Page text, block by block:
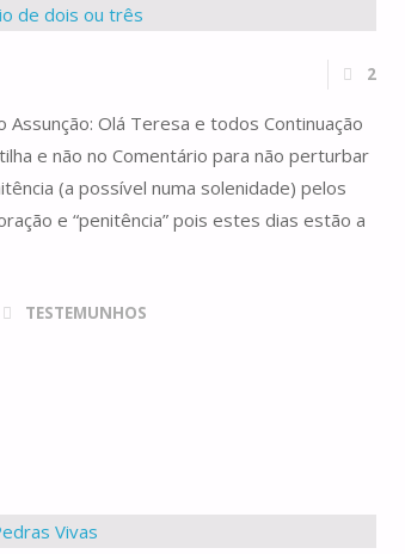
2
Olá Teresa e todos Continuação
e não no Comentário para não perturbar
(a possível numa solenidade) pelos
e “penitência” pois estes dias estão a
TESTEMUNHOS